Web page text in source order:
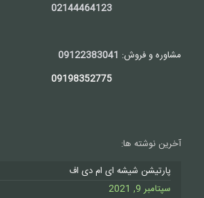
02144464123
مشاوره و فروش: 09122383041
آخرین نوشته ها:
پارتیشن شیشه ای ام دی اف
سپتامبر 9, 2021